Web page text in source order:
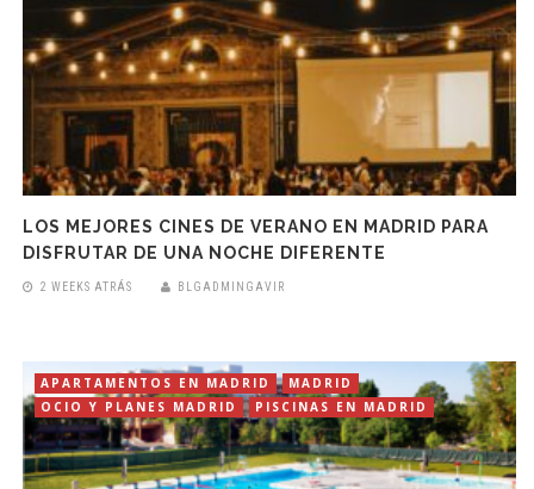
LOS MEJORES CINES DE VERANO EN MADRID PARA
DISFRUTAR DE UNA NOCHE DIFERENTE
2 WEEKS ATRÁS BLGADMINGAVIR
APARTAMENTOS EN MADRID
MADRID
OCIO Y PLANES MADRID
PISCINAS EN MADRID